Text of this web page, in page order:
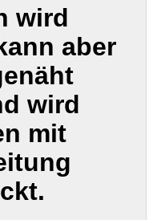
wird
aber
wird
mit